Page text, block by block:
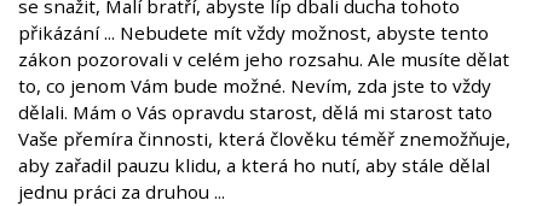
se snažit, Malí bratří, abyste líp dbali ducha tohoto
přikázání ... Nebudete mít vždy možnost, abyste tento
zákon pozorovali v celém jeho rozsahu. Ale musíte dělat
to, co jenom Vám bude možné. Nevím, zda jste to vždy
dělali. Mám o Vás opravdu starost, dělá mi starost tato
Vaše přemíra činnosti, která člověku téměř znemožňuje,
aby zařadil pauzu klidu, a která ho nutí, aby stále dělal
jednu práci za druhou ...